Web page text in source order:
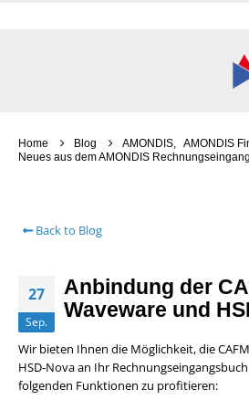
Home Blog AMONDIS, AMONDIS
Neues aus dem AMONDIS
Back to Blog
27
Sep.
Anbindung der
Waveware und
Wir bieten Ihnen die Möglichkeit, die
HSD-Nova an Ihr
folgenden Funktionen zu profitieren: